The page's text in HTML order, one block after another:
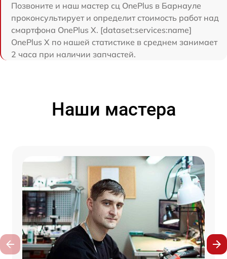
Позвоните и наш мастер сц OnePlus в Барнауле
проконсультирует и определит стоимость работ над
смартфона OnePlus X. [dataset:services:name]
OnePlus X по нашей статистике в среднем занимает
2 часа при наличии запчастей.
Наши мастера